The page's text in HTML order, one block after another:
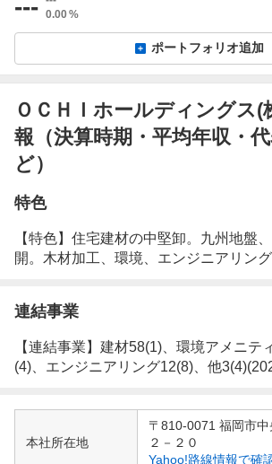
--- 0.00%
ポートフォリオ追加
ＯＣＨＩホールディングス(
報（決算時期・平均年収・
ど）
特色
【特色】住宅建材の中堅卸。九州地盤
開。木材加工、環境、エンジニアリン
連結事業
【連結事業】建材58(1)、環境アメニテ
(4)、エンジニアリング12(8)、他
企
情本社所在地
〒810-0071 福岡市中
２－２０
Yahoo!路線情報で確